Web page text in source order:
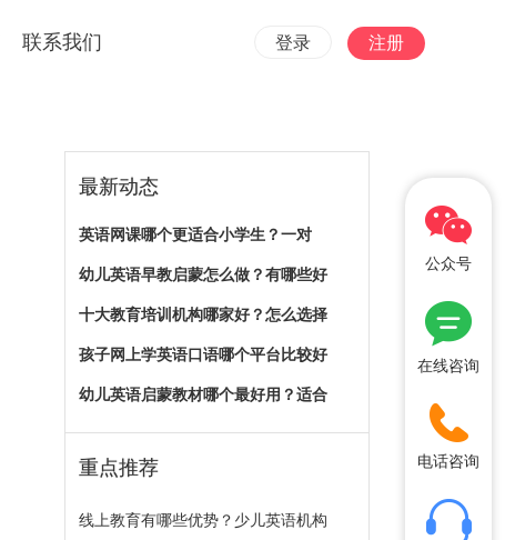
联系我们 登录 注册
最新动态
英语网课哪个更适合小学生？一对
幼儿英语早教启蒙怎么做？有哪些好
十大教育培训机构哪家好？怎么选择
孩子网上学英语口语哪个平台比较好
幼儿英语启蒙教材哪个最好用？适合
重点推荐
线上教育有哪些优势？少儿英语机构
公众号
在线咨询
电话咨询